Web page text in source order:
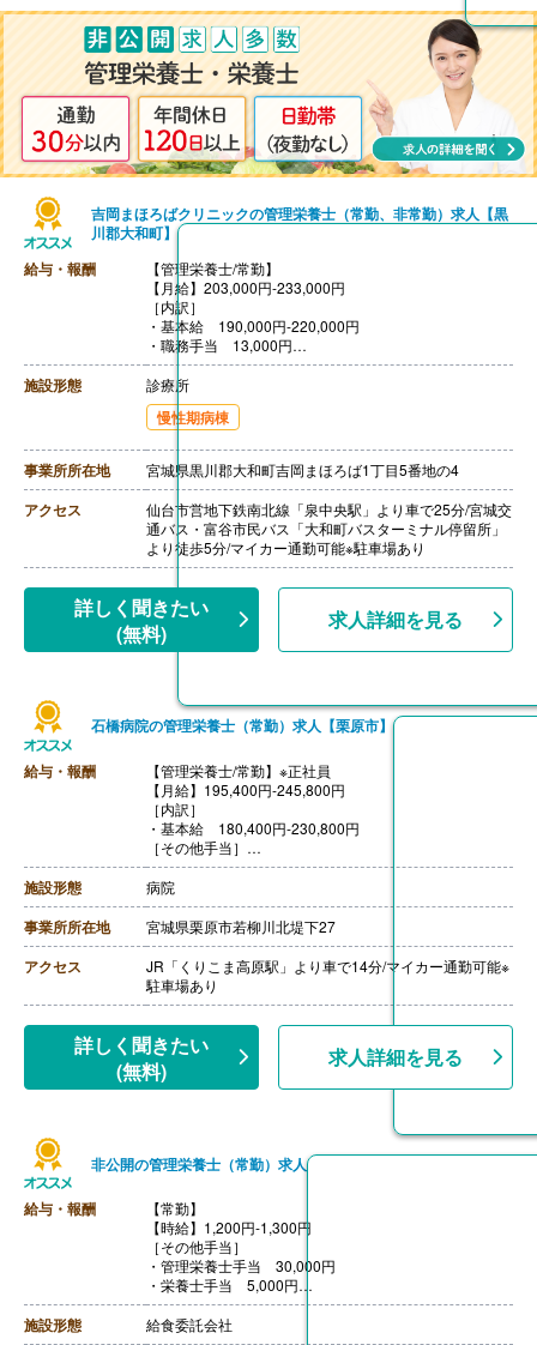
吉岡まほろばクリニックの管理栄養士（常勤、非常勤）求人【黒
川郡大和町】
給与・報酬
【管理栄養士/常勤】
【月給】203,000円-233,000円
［内訳］
・基本給 190,000円-220,000円
・職務手当 13,000円
・住宅手当 10,000円-18,000円
［その他手当］
・保育手当（月額）5,000円／未就学児1名につき
【賞与】年2回（計2.40ヶ月分）※前年度実績
【昇給】あり（1月あたり3,000-5,000円）※前年度実績
【退職金】あり※勤続3年以上
施設形態 診療所
慢性期病棟
事業所所在地 宮城県黒川郡大和町吉岡まほろば1丁目5番地の4
アクセス
仙台市営地下鉄南北線「泉中央駅」より車で25分/宮城交
通バス・富谷市民バス「大和町バスターミナル停留所」
より徒歩5分/マイカー通勤可能※駐車場あり
詳しく聞きたい
(無料)
求人詳細を見る
石橋病院の管理栄養士（常勤）求人【栗原市】
給与・報酬
【管理栄養士/常勤】※正社員
【月給】195,400円-245,800円
［内訳］
・基本給 180,400円-230,800円
［その他手当］
・業務手当 15,000円
【賞与】年2回（計2.30ヶ月分）※前年度実績
【通勤手当】あり（上限18,000円/月）
【昇給】あり（1月あたり1.00％-1.50％）※前年度実績
【退職金】なし（退職金共済加入）
施設形態 病院
事業所所在地 宮城県栗原市若柳川北堤下27
アクセス
JR「くりこま高原駅」より車で14分/マイカー通勤可能※
駐車場あり
詳しく聞きたい
(無料)
求人詳細を見る
非公開の管理栄養士（常勤）求人
給与・報酬
【常勤】
【時給】1,200円-1,300円
［その他手当］
・管理栄養士手当 30,000円
・栄養士手当 5,000円
・調理師手当 5,000円
・衛生管理者手当 5,000円※衛生管理者に任命された場
施設形態 給食委託会社